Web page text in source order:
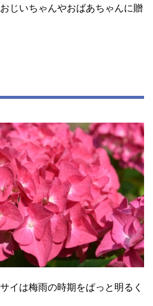
じいちゃんやおばあちゃんに贈
イは梅雨の時期をぱっと明るく